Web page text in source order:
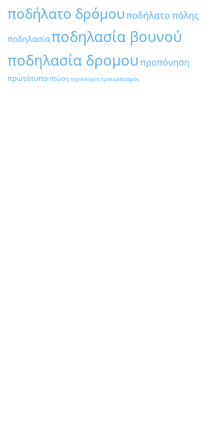
ποδήλατο δρόμουποδήλατο πόλης
ποδηλασίαποδηλασία βουνού
ποδηλασία δρομου προπόνηση
πρωτότυποπτώση τεχνολογία τραυματισμός